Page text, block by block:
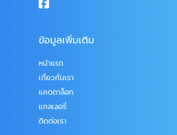
ข้อมูลเพิ่มเติม
หน้าแรก
เกี่ยวกับเรา
แคตตาล็อก
แกลเลอรี่
ติดต่อเรา